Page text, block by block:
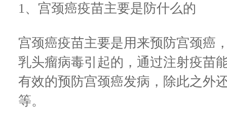
1、宫颈癌疫苗主要是防什么的
宫颈癌疫苗主要是用来预防宫颈癌
乳头瘤病毒引起的，通过注射疫苗
有效的预防宫颈癌发病，除此之外
等。